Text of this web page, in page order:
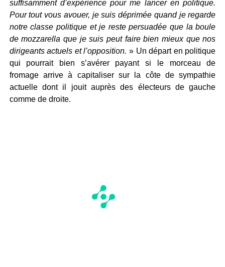
suffisamment d’expérience pour me lancer en politique.
Pour tout vous avouer, je suis déprimée quand je regarde
notre classe politique et je reste persuadée que la boule
de mozzarella que je suis peut faire bien mieux que nos
dirigeants actuels et l’opposition. » Un départ en politique
qui pourrait bien s’avérer payant si le morceau de
fromage arrive à capitaliser sur la côte de sympathie
actuelle dont il jouit auprès des électeurs de gauche
comme de droite.